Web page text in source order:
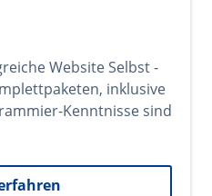
Website Selbst -
inklusive
Kenntnisse sind